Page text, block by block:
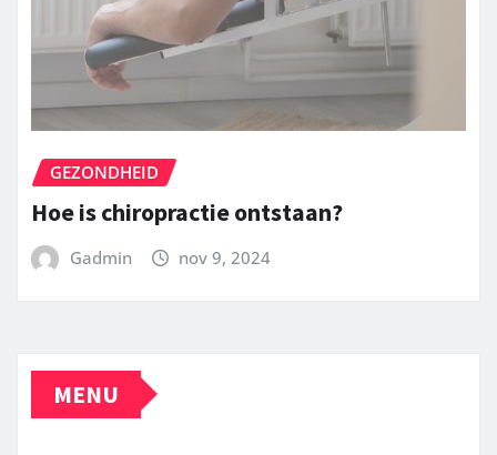
GEZONDHEID
Hoe is chiropractie ontstaan?
Gadmin nov 9, 2024
MENU